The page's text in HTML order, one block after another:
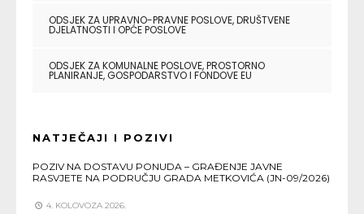
ODSJEK ZA UPRAVNO-PRAVNE POSLOVE, DRUŠTVENE
DJELATNOSTI I OPĆE POSLOVE
ODSJEK ZA KOMUNALNE POSLOVE, PROSTORNO
PLANIRANJE, GOSPODARSTVO I FONDOVE EU
NATJEČAJI I POZIVI
POZIV NA DOSTAVU PONUDA – GRAĐENJE JAVNE
RASVJETE NA PODRUČJU GRADA METKOVIĆA (JN-09/2026)
4. KOLOVOZA 2026.